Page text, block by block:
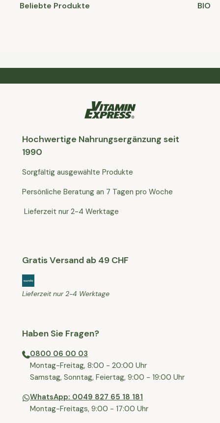
Beliebte Produkte BIO
Hochwertige Nahrungsergänzung seit
1990
Sorgfältig ausgewählte Produkte
Persönliche Beratung an 7 Tagen pro Woche
Lieferzeit nur 2-4 Werktage
Gratis Versand ab 49 CHF
Lieferzeit nur 2-4 Werktage
Haben Sie Fragen?
0800 06 00 03
⁠Montag-Freitag, 8:00 - 20:00 Uhr
⁠Samstag, Sonntag, Feiertag, 9:00 - 19:00 Uhr
WhatsApp: 0049 827 65 18 181
Montag-Freitags, 9:00 - 17:00 Uhr